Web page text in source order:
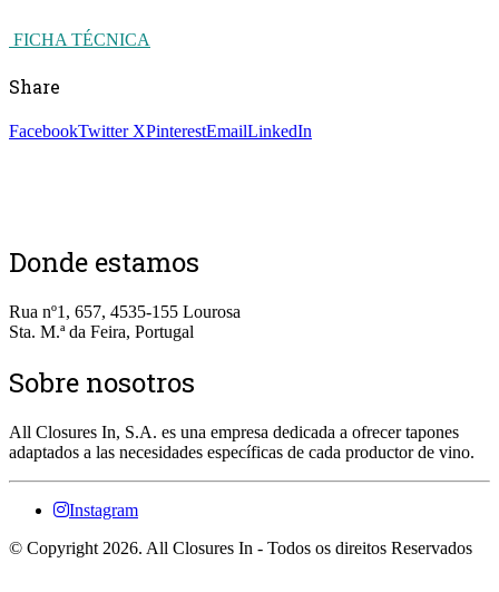
FICHA TÉCNICA
Share
FacebookTwitter XPinterestEmailLinkedIn
Donde estamos
Rua nº1, 657, 4535-155 Lourosa
Sta. M.ª da Feira, Portugal
Sobre nosotros
All Closures In, S.A. es una empresa dedicada a ofrecer tapones
adaptados a las necesidades específicas de cada productor de vino.
Instagram
© Copyright 2026. All Closures In - Todos os direitos Reservados